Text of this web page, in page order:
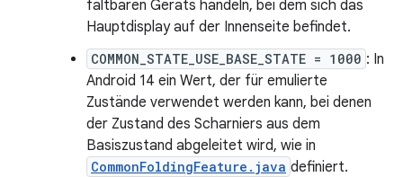
faltbaren Geräts handeln, bei dem sich das
Hauptdisplay auf der Innenseite befindet.
COMMON_STATE_USE_BASE_STATE = 1000 : In
Android 14 ein Wert, der für emulierte
Zustände verwendet werden kann, bei denen
der Zustand des Scharniers aus dem
Basiszustand abgeleitet wird, wie in
CommonFoldingFeature.java definiert.